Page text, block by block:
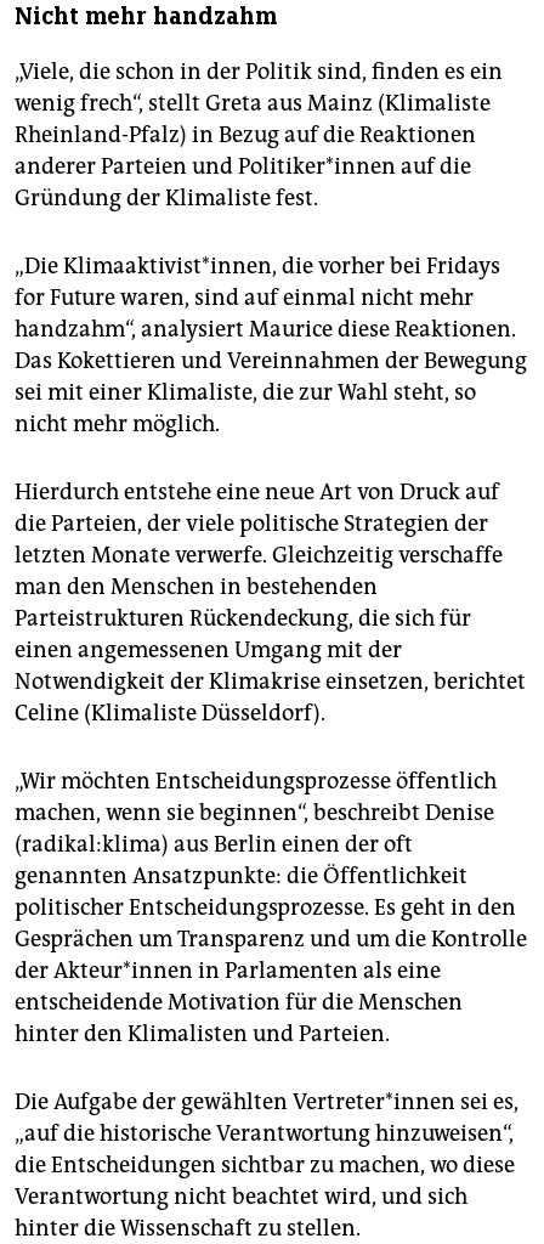
Nicht mehr handzahm
„Viele, die schon in der Politik sind, finden es ein
wenig frech“, stellt Greta aus Mainz (Klimaliste
Rheinland-Pfalz) in Bezug auf die Reaktionen
anderer Parteien und Politiker*innen auf die
Gründung der Klimaliste fest.
„Die Klimaaktivist*innen, die vorher bei Fridays
for Future waren, sind auf einmal nicht mehr
handzahm“, analysiert Maurice diese Reaktionen.
Das Kokettieren und Vereinnahmen der Bewegung
sei mit einer Klimaliste, die zur Wahl steht, so
nicht mehr möglich.
Hierdurch entstehe eine neue Art von Druck auf
die Parteien, der viele politische Strategien der
letzten ­Monate verwerfe. Gleichzeitig verschaffe
man den Menschen in bestehenden
Parteistrukturen Rückendeckung, die sich für
einen angemessenen Umgang mit der
Notwendigkeit der Klimakrise einsetzen, berichtet
Celine (Klimaliste Düsseldorf).
„Wir möchten Entscheidungsprozesse öffentlich
machen, wenn sie beginnen“, beschreibt Denise
(radikal:klima) aus Berlin einen der oft
genannten Ansatzpunkte: die Öffentlichkeit
politischer Entscheidungsprozesse. Es geht in den
Gesprächen um Transparenz und um die Kontrolle
der Akteur*innen in Parlamenten als eine
entscheidende Motivation für die Menschen
hinter den Klimalisten und Parteien.
Die Aufgabe der gewählten Ver­treter*innen sei es,
„auf die historische Verantwortung hinzuweisen“,
die Entscheidungen sichtbar zu machen, wo diese
Verantwortung nicht beachtet wird, und sich
hinter die Wissenschaft zu stellen.